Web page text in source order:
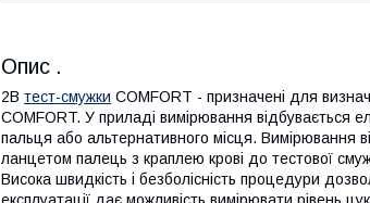
Опис .
2В тест-смужки COMFORT - призначені для
COMFORT. У приладі вимірювання відбувається
пальця або альтернативного місця. Вимірювання
ланцетом палець з краплею крові до тестової
Висока швидкість і безболісність процедури